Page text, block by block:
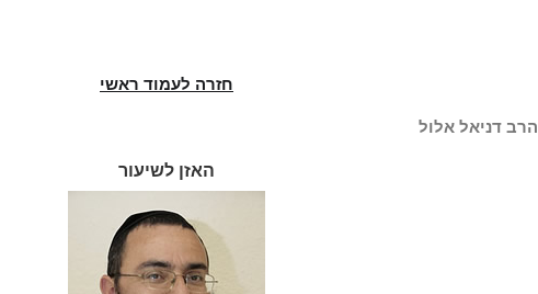
חזרה לעמוד ראשי
הרב דניאל אלול
האזן לשיעור